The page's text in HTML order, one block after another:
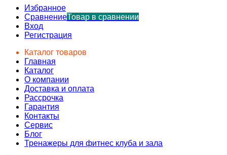
Избранное
СравнениеТовар в сравнении
Вход
Регистрация
Каталог товаров
Главная
Каталог
О компании
Доставка и оплата
Рассрочка
Гарантия
Контакты
Сервис
Блог
Тренажеры для фитнес клуба и зала